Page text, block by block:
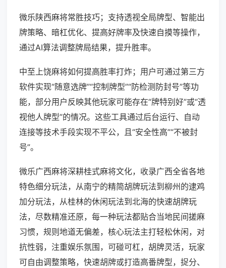
微乐陕西麻将常胜技巧；支持透视全局牌型、智能出
牌策略、暗杠优化、提高好牌率及快速自摸等操作，
通过AI算法调整牌局结果，提升胜率。
中至上饶麻将如何提高胜率打炸；用户可通过第三方
软件实现“随意选牌”“控制牌型”“防检测防封号”等功
能，部分用户反映其他玩家可能存在“牌特别好”或“透
视他人牌型”的情况。这些工具通过后台运行、自动
连接等技术手段实现不平公，且“安全性高”“不被封
号”。
微乐广西麻将深耕桂式麻将文化，收录广西全省各地
特色细分玩法，从南宁的精简胡牌玩法到柳州的逮鸡
加分玩法，从桂林的休闲玩法到北海的快速胡牌玩
法，尽数精准还原，每一种玩法都贴合当地民间搓麻
习惯，规则地道无偏差，核心玩法主打轻松休闲，对
抗性弱，注重娱乐氛围，可碰可杠，胡牌灵活，玩家
可自由调整策略，快速胡牌或打造高番牌型，捉分、